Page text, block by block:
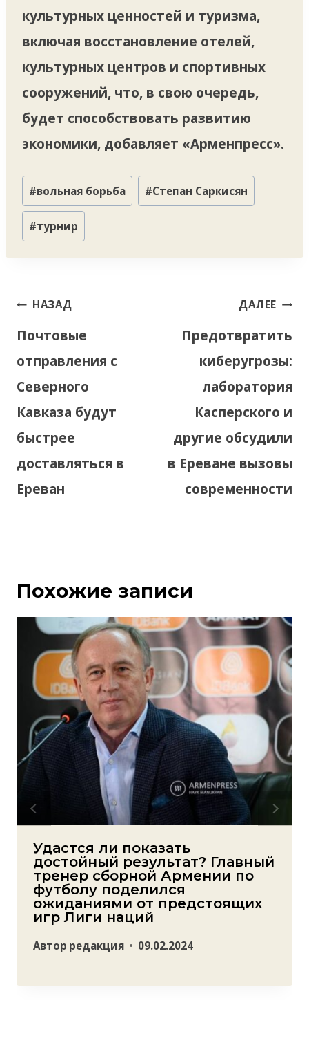
культурных ценностей и туризма,
включая восстановление отелей,
культурных центров и спортивных
сооружений, что, в свою очередь,
будет способствовать развитию
экономики, добавляет «Арменпресс».
Метки
записи:
#вольная борьба #Степан Саркисян
#турнир
Навигация
записям
НАЗАД
Почтовые
отправления с
Северного
Кавказа будут
быстрее
доставляться в
Ереван
ДАЛЕЕ
Предотвратить
киберугрозы:
лаборатория
Касперского и
другие обсудили
в Ереване вызовы
современности
Похожие записи
Удастся ли показать
достойный результат? Главный
тренер сборной Армении по
футболу поделился
ожиданиями от предстоящих
игр Лиги наций
Автор редакция 09.02.2024